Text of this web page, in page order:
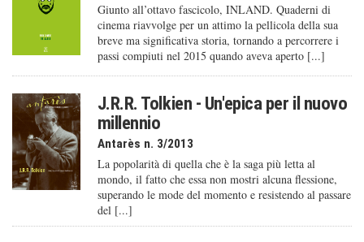
Giunto all’ottavo fascicolo, INLAND. Quaderni di
cinema riavvolge per un attimo la pellicola della sua
breve ma significativa storia, tornando a percorrere i
passi compiuti nel 2015 quando aveva aperto [...]
J.R.R. Tolkien - Un'epica per il nuovo
millennio
Antarès n. 3/2013
La popolarità di quella che è la saga più letta al
mondo, il fatto che essa non mostri alcuna flessione,
superando le mode del momento e resistendo al passare
del [...]